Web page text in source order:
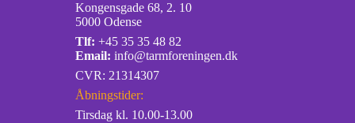
Kongensgade 68, 2. 10
5000 Odense
Tlf: +45 35 35 48 82
Email: info@tarmforeningen.dk
CVR: 21314307
Åbningstider:
Tirsdag kl. 10.00-13.00